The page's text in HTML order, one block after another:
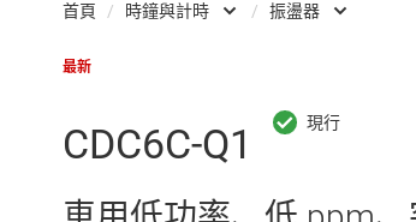
首頁 / 時鐘與計時
交換器與多工器
/ 振盪器
最新
CDC6C-Q1